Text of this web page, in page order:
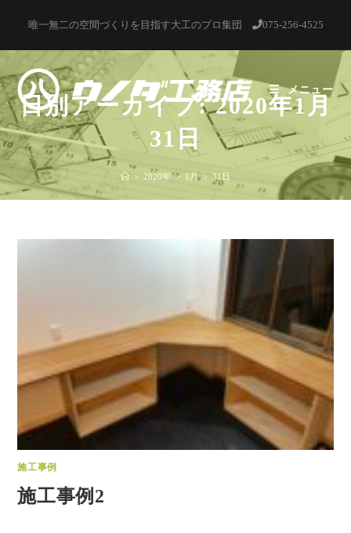
テ
ツ
へ
ス
キ
プ
唯一無二の空間づくりを目指す大工のプロ集団 075-256-4525
メニュー
日別アーカイブ: 2020年1月
31日
> 2020年 > 1月 > 31日
施工事例
施工事例2